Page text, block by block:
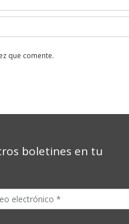
que comente.
boletines en tu